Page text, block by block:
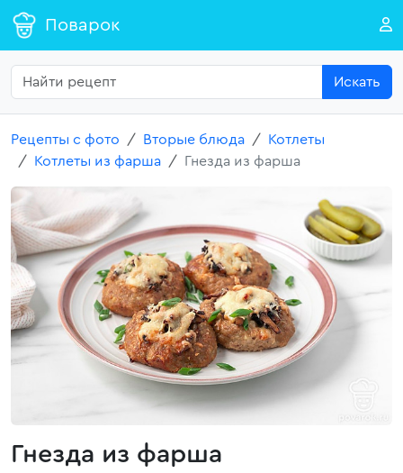
Поварок
Искать
Рецепты с фото Вторые блюда
Котлеты
Котлеты из фарша
Гнезда из фарша
Гнезда из фарша